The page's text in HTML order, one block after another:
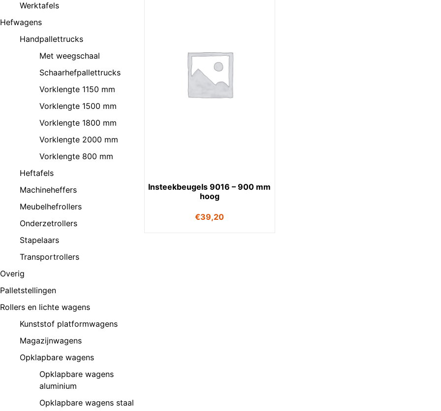
Werktafels
Hefwagens
Handpallettrucks
Met weegschaal
Schaarhefpallettrucks
Vorklengte 1150 mm
Vorklengte 1500 mm
Vorklengte 1800 mm
Vorklengte 2000 mm
Vorklengte 800 mm
Heftafels
Machineheffers
Meubelhefrollers
Onderzetrollers
Stapelaars
Transportrollers
Overig
Palletstellingen
Rollers en lichte wagens
Kunststof platformwagens
Magazijnwagens
Opklapbare wagens
Opklapbare wagens
aluminium
Opklapbare wagens staal
Insteekbeugels 9016 – 900 mm
hoog
€39,20